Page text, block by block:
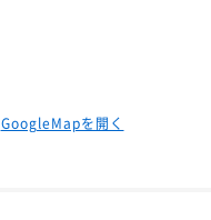
GoogleMapを開く